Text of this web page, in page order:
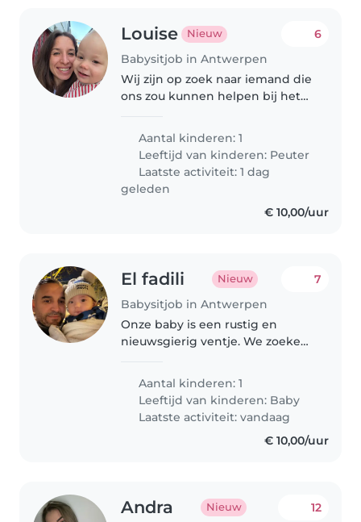
Louise Nieuw
Babysitjob in Antwerpen
6
Wij zijn op zoek naar iemand die
ons zou kunnen helpen bij het
een 15 maand oude peuter.
Omdat we beide laat werken,
kunnen we hem niet altijd op
tijd..
Aantal kinderen: 1
Leeftijd van kinderen: Peuter
Laatste activiteit: 1 dag
geleden
€ 10,00/uur
El fadili Nieuw
Babysitjob in Antwerpen
7
Onze baby is een rustig en
nieuwsgierig ventje. We zoeken
Babysitter die van aanraking
houdt in de eigen omgeving. Ik
ben geopereerd aan mijn nier ik
zoek..
Aantal kinderen: 1
Leeftijd van kinderen: Baby
Laatste activiteit: vandaag
€ 10,00/uur
Andra Nieuw 12